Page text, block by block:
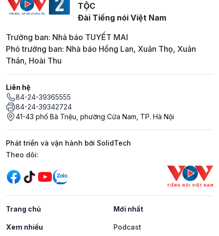
TỘC
Đài Tiếng nói Việt Nam
Trưởng ban: Nhà báo TUYẾT MAI
Phó trưởng ban: Nhà báo Hồng Lan, Xuân Thọ, Xuân
Thân, Hoài Thu
Liên hệ
84-24-39365555
84-24-39342724
41-43 phố Bà Triệu, phường Cửa Nam, TP. Hà Nội
Phát triển và vận hành bởi SolidTech
Mạng xã hội
Theo dõi:
Trang chủ Mới nhất
Xem nhiều Podcast